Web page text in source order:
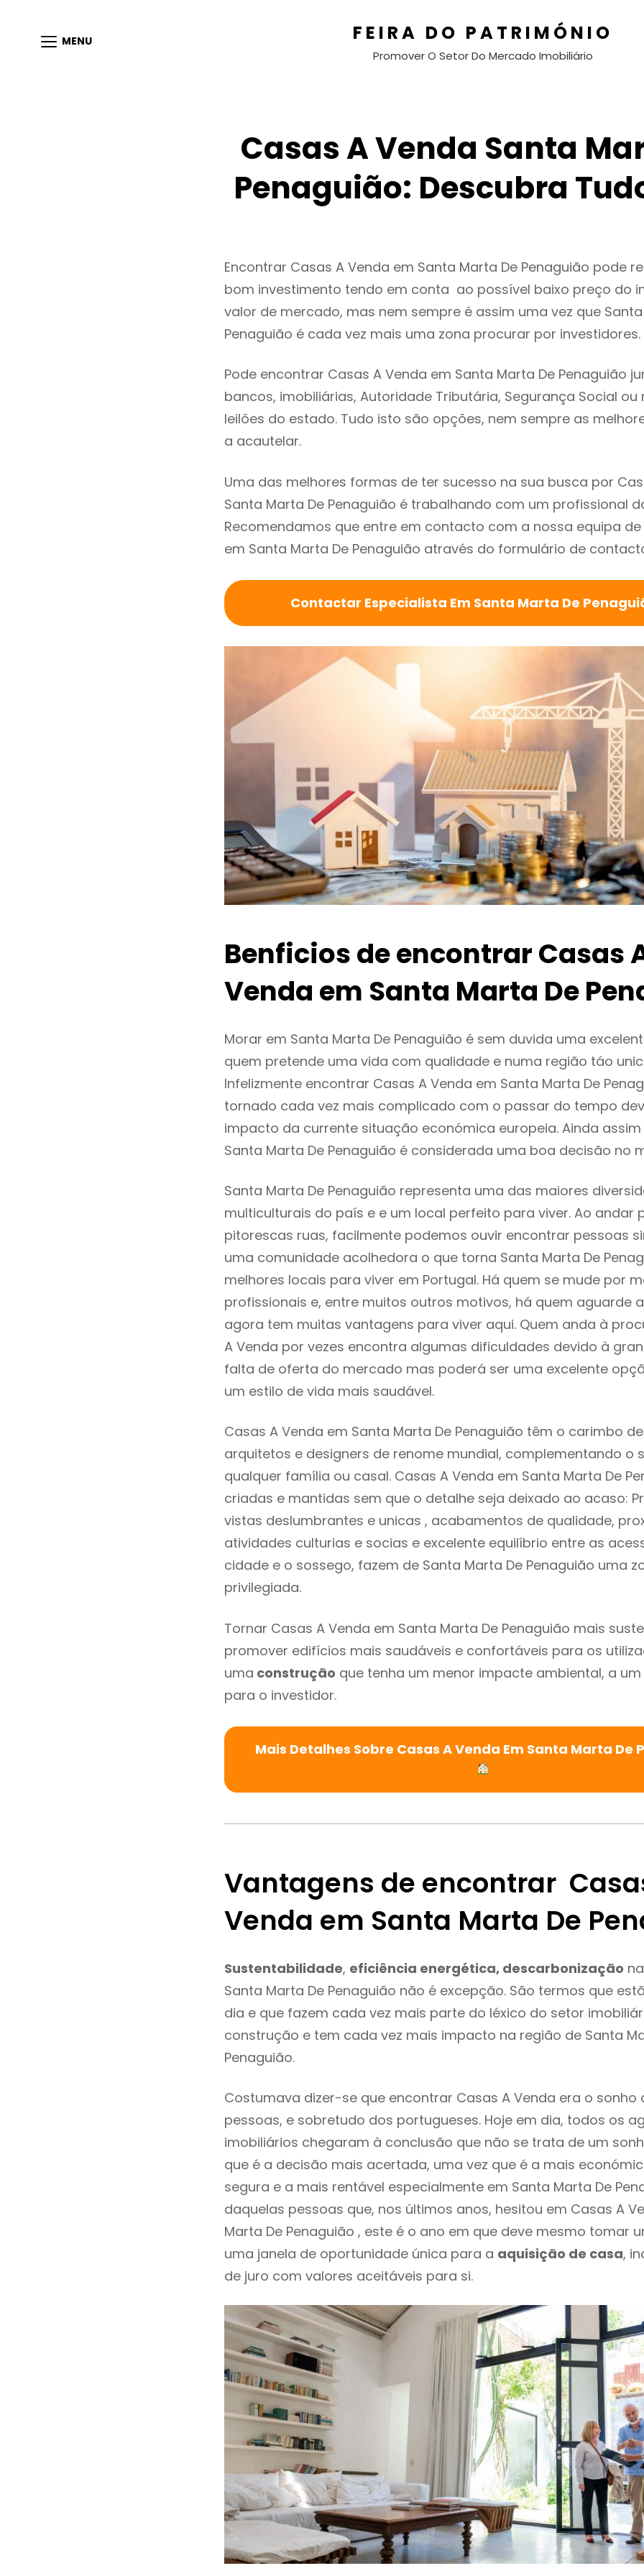
MENU FEIRA DO PATRIMÓNIO
Promover O Setor Do Mercado Imobiliário
Casas A Venda Santa
Penaguião: Descubra
Encontrar Casas A Venda em Santa Marta De Penaguião pode
bom investimento tendo em conta ao possível baixo preço do
valor de mercado, mas nem sempre é assim uma vez que
Penaguião é cada vez mais uma zona procurar por investidores.
Pode encontrar Casas A Venda em Santa Marta De Penaguião
bancos, imobiliárias, Autoridade Tributária, Segurança Social ou
leilões do estado. Tudo isto são opções, nem sempre as
a acautelar.
Uma das melhores formas de ter sucesso na sua busca por
Santa Marta De Penaguião é trabalhando com um profissional
Recomendamos que entre em contacto com a nossa equipa
em Santa Marta De Penaguião através do formulário de
Contactar Especialista Em Santa Marta De
Benficios de encontrar Casas
Venda em Santa Marta De
Morar em Santa Marta De Penaguião é sem duvida uma
quem pretende uma vida com qualidade e numa região táo
Infelizmente encontrar Casas A Venda em Santa Marta De
tornado cada vez mais complicado com o passar do tempo
impacto da currente situação económica europeia. Ainda assim
Santa Marta De Penaguião é considerada uma boa decisão no
Santa Marta De Penaguião representa uma das maiores
multiculturais do país e e um local perfeito para viver. Ao andar
pitorescas ruas, facilmente podemos ouvir encontrar pessoas
uma comunidade acolhedora o que torna Santa Marta De
melhores locais para viver em Portugal. Há quem se mude por
profissionais e, entre muitos outros motivos, há quem aguarde
agora tem muitas vantagens para viver aqui. Quem anda à
A Venda por vezes encontra algumas dificuldades devido à
falta de oferta do mercado mas poderá ser uma excelente
um estilo de vida mais saudável.
Casas A Venda em Santa Marta De Penaguião têm o carimbo
arquitetos e designers de renome mundial, complementando o
qualquer família ou casal. Casas A Venda em Santa Marta De
criadas e mantidas sem que o detalhe seja deixado ao acaso:
vistas deslumbrantes e unicas , acabamentos de qualidade,
atividades culturias e socias e excelente equilíbrio entre as
cidade e o sossego, fazem de Santa Marta De Penaguião uma
privilegiada.
Tornar Casas A Venda em Santa Marta De Penaguião mais
promover edifícios mais saudáveis e confortáveis para os
uma construção que tenha um menor impacte ambiental, a
para o investidor.
Mais Detalhes Sobre Casas A Venda Em Santa Marta De
Vantagens de encontrar
Venda em Santa Marta De
Sustentabilidade, eficiência energética, descarbonização
Santa Marta De Penaguião não é excepção. São termos que
dia e que fazem cada vez mais parte do léxico do setor
construção e tem cada vez mais impacto na região de Santa
Penaguião.
Costumava dizer-se que encontrar Casas A Venda era o sonho
pessoas, e sobretudo dos portugueses. Hoje em dia, todos os
imobiliários chegaram à conclusão que não se trata de um
que é a decisão mais acertada, uma vez que é a mais
segura e a mais rentável especialmente em Santa Marta De
daquelas pessoas que, nos últimos anos, hesitou em Casas A
Marta De Penaguião , este é o ano em que deve mesmo tomar
uma janela de oportunidade única para a aquisição de casa,
de juro com valores aceitáveis para si.